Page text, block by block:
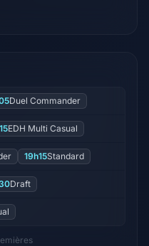
Duel Commander
EDH Multi Casual
19h15Standard
Draft